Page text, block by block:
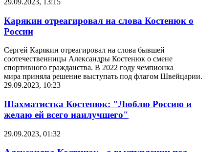
Карякин отреагировал на слова Костенюк о
России
Сергей Карякин отреагировал на слова бывшей
соотечественницы Александры Костенюк о смене
спортивного гражданства. В 2022 году чемпионка
мира приняла решение выступать под флагом Швейцарии.
29.09.2023, 10:23
Шахматистка Костенюк: "Люблю Россию и
желаю ей всего наилучшего"
29.09.2023, 01:32